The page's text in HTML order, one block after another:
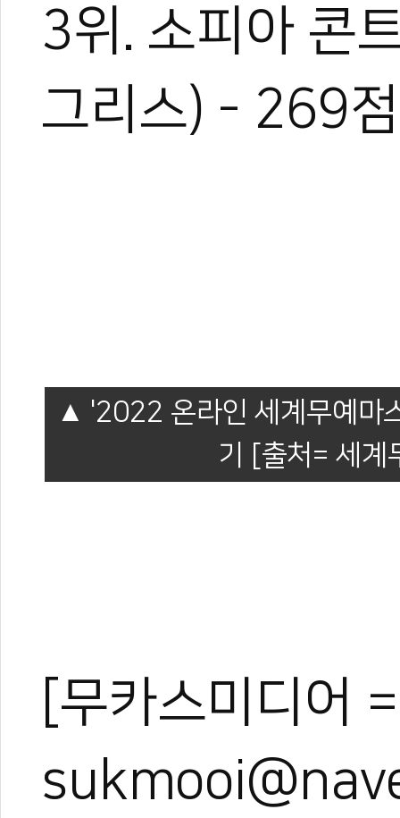
3위. 소피아 콘
그리스) - 269점
'2022 온라인 세계무예마
기 [출처= 세계
[무카스미디어